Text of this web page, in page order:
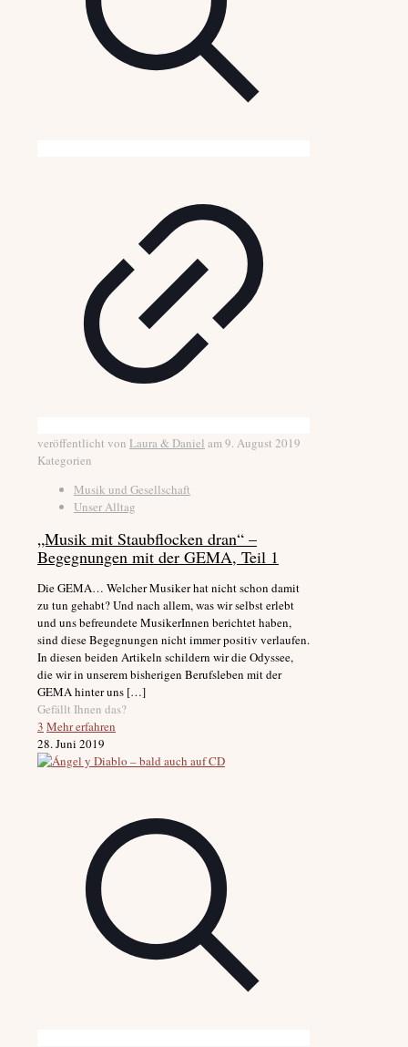
veröffentlicht von Laura & Daniel am9. August 2019
Kategorien
Musik und Gesellschaft
Unser Alltag
„Musik mit Staubflocken dran“ –
Begegnungen mit der GEMA, Teil 1
Die GEMA… Welcher Musiker hat nicht schon damit
zu tun gehabt? Und nach allem, was wir selbst erlebt
und uns befreundete MusikerInnen berichtet haben,
sind diese Begegnungen nicht immer positiv verlaufen.
In diesen beiden Artikeln schildern wir die Odyssee,
die wir in unserem bisherigen Berufsleben mit der
GEMA hinter uns […]
Gefällt Ihnen das?
3 Mehr erfahren
28. Juni 2019